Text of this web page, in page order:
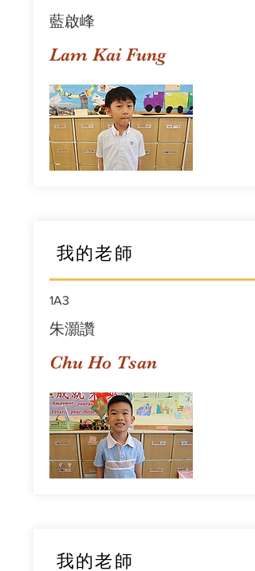
藍啟峰
Lam Kai Fung
我的老師
1A3
朱灝讚
Chu Ho Tsan
我的老師